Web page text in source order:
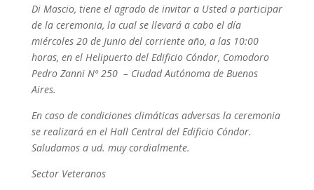
Di Mascio, tiene el agrado de invitar a Usted a participar
de la ceremonia, la cual se llevará a cabo el día
miércoles 20 de Junio del corriente año, a las 10:00
horas, en el Helipuerto del Edificio Cóndor, Comodoro
Pedro Zanni Nº 250 – Ciudad Autónoma de Buenos
Aires.
En caso de condiciones climáticas adversas la ceremonia
se realizará en el Hall Central del Edificio Cóndor.
Saludamos a ud. muy cordialmente.
Sector Veteranos